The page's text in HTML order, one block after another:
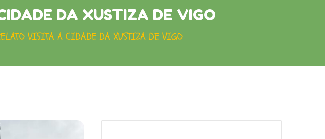
DA XUSTIZA DE VIGO
VISITA A CIDADE DA XUSTIZA DE VIGO